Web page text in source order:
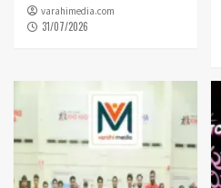
varahimedia.com
31/07/2026